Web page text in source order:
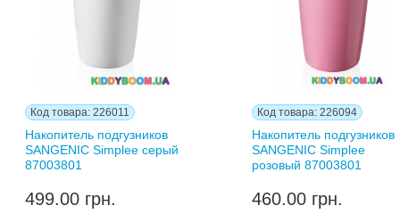
Код товара: 226011
Накопитель подгузников
SANGENIC Simplee серый
87003801
499.00 грн.
Код товара: 226094
Накопитель подгузников
SANGENIC Simplee
розовый 87003801
460.00 грн.